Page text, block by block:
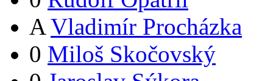
A Vladimír Procházka
0 Miloš Skočovský